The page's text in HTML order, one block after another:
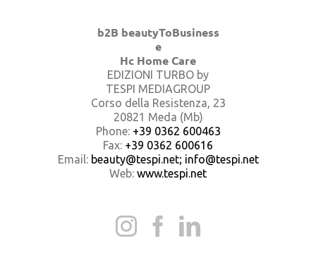
b2B beautyToBusiness
e
Hc Home Care
EDIZIONI TURBO by
TESPI MEDIAGROUP
Corso della Resistenza, 23
20821 Meda (Mb)
Phone: +39 0362 600463
Fax: +39 0362 600616
Email: beauty@tespi.net; info@tespi.net
Web: www.tespi.net